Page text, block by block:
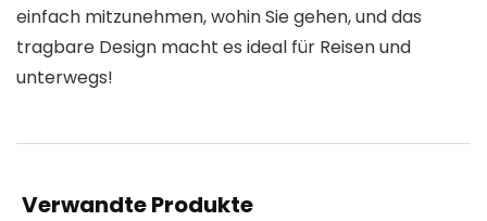
einfach mitzunehmen, wohin Sie gehen, und das
tragbare Design macht es ideal für Reisen und
unterwegs!
Verwandte Produkte